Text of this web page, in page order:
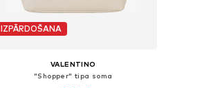
IZPĀRDOŠANA
VALENTINO
"Shopper" tipa soma